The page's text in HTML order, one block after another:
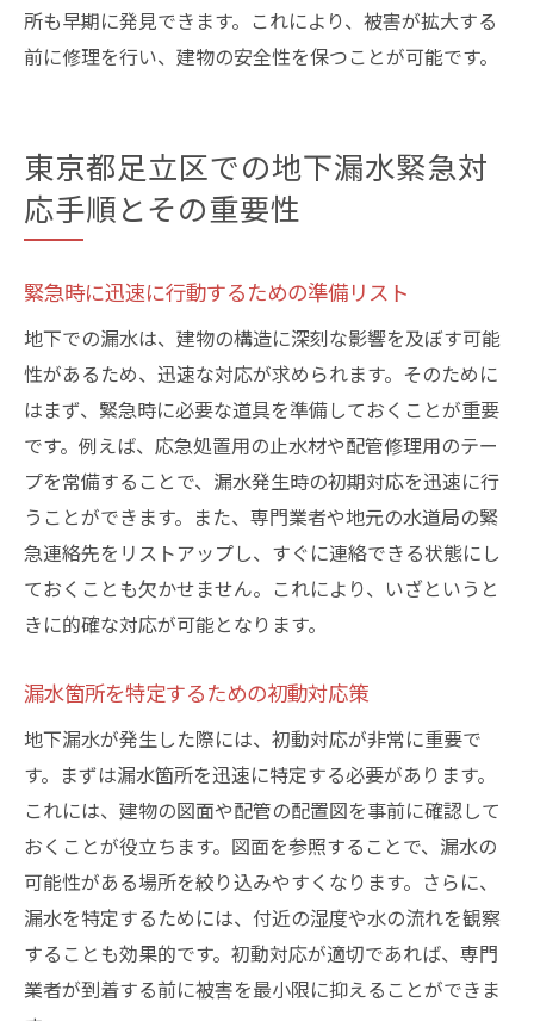
所も早期に発見できます。これにより、被害が拡大する
前に修理を行い、建物の安全性を保つことが可能です。
東京都足立区での地下漏水緊急対
応手順とその重要性
緊急時に迅速に行動するための準備リスト
地下での漏水は、建物の構造に深刻な影響を及ぼす可能
性があるため、迅速な対応が求められます。そのために
はまず、緊急時に必要な道具を準備しておくことが重要
です。例えば、応急処置用の止水材や配管修理用のテー
プを常備することで、漏水発生時の初期対応を迅速に行
うことができます。また、専門業者や地元の水道局の緊
急連絡先をリストアップし、すぐに連絡できる状態にし
ておくことも欠かせません。これにより、いざというと
きに的確な対応が可能となります。
漏水箇所を特定するための初動対応策
地下漏水が発生した際には、初動対応が非常に重要で
す。まずは漏水箇所を迅速に特定する必要があります。
これには、建物の図面や配管の配置図を事前に確認して
おくことが役立ちます。図面を参照することで、漏水の
可能性がある場所を絞り込みやすくなります。さらに、
漏水を特定するためには、付近の湿度や水の流れを観察
することも効果的です。初動対応が適切であれば、専門
業者が到着する前に被害を最小限に抑えることができま